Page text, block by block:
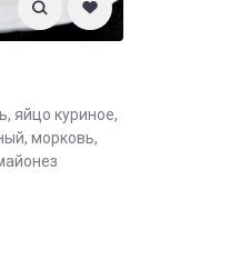
яйцо куриное,
морковь,